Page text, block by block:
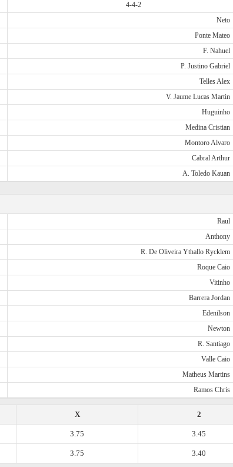
4-4-2
Neto
Ponte Mateo
F. Nahuel
P. Justino Gabriel
Telles Alex
V. Jaume Lucas Martin
Huguinho
Medina Cristian
Montoro Alvaro
Cabral Arthur
A. Toledo Kauan
Raul
Anthony
R. De Oliveira Ythallo Rycklem
Roque Caio
Vitinho
Barrera Jordan
Edenilson
Newton
R. Santiago
Valle Caio
Matheus Martins
Ramos Chris
2
X
3.45
3.75
3.40
3.75